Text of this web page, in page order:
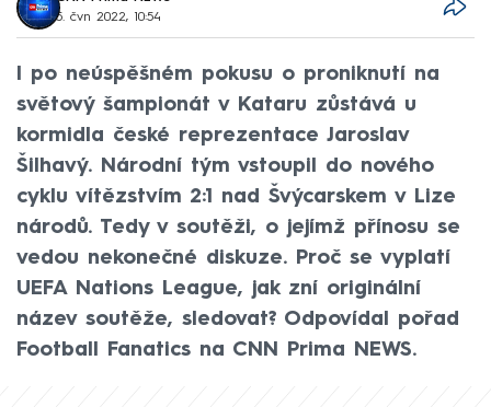
5. čvn 2022, 10:54
I po neúspěšném pokusu o proniknutí na
světový šampionát v Kataru zůstává u
kormidla české reprezentace Jaroslav
Šilhavý. Národní tým vstoupil do nového
cyklu vítězstvím 2:1 nad Švýcarskem v Lize
národů. Tedy v soutěži, o jejímž přínosu se
vedou nekonečné diskuze. Proč se vyplatí
UEFA Nations League, jak zní originální
název soutěže, sledovat? Odpovídal pořad
Football Fanatics na CNN Prima NEWS.